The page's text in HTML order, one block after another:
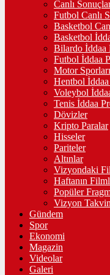
Canlı
Futbol Canlı
Basketbol
Basketbol
Bilardo İddaa
Futbol İddaa
Motor
Hentbol İddaa
Voleybol
Tenis İddaa
Dövizler
Kripto Paralar
Hisseler
Pariteler
Altınlar
Vizyondaki
Haftanın
Popüler
Vizyon
Gündem
Spor
Ekonomi
Magazin
Videolar
Galeri